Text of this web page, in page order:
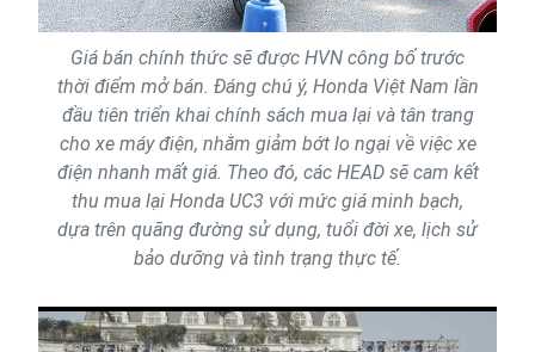
Giá bán chính thức sẽ được HVN công bố trước
thời điểm mở bán. Đáng chú ý, Honda Việt Nam lần
đầu tiên triển khai chính sách mua lại và tân trang
cho xe máy điện, nhằm giảm bớt lo ngại về việc xe
điện nhanh mất giá. Theo đó, các HEAD sẽ cam kết
thu mua lại Honda UC3 với mức giá minh bạch,
dựa trên quãng đường sử dụng, tuổi đời xe, lịch sử
bảo dưỡng và tình trạng thực tế.